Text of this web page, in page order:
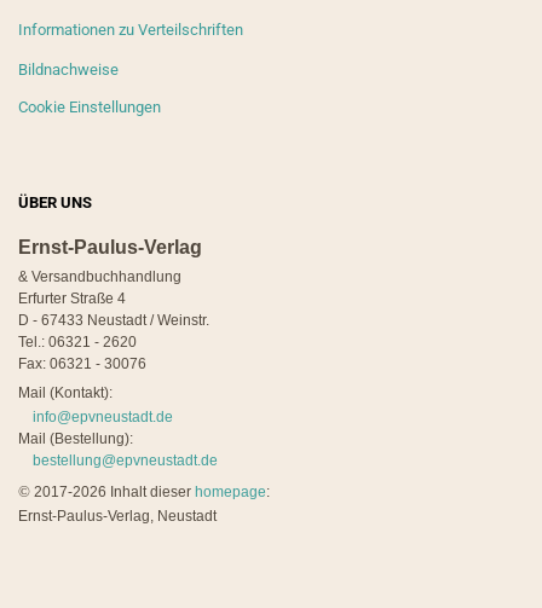
Informationen zu Verteilschriften
Bildnachweise
Cookie Einstellungen
ÜBER UNS
Ernst-Paulus-Verlag
& Versandbuchhandlung
Erfurter Straße 4
D - 67433 Neustadt / Weinstr.
Tel.: 06321 - 2620
Fax: 06321 - 30076
Mail (Kontakt):
info@epvneustadt.de
Mail (Bestellung):
bestellung@epvneustadt.de
© 2017-2026 Inhalt dieser homepage:
Ernst-Paulus-Verlag, Neustadt